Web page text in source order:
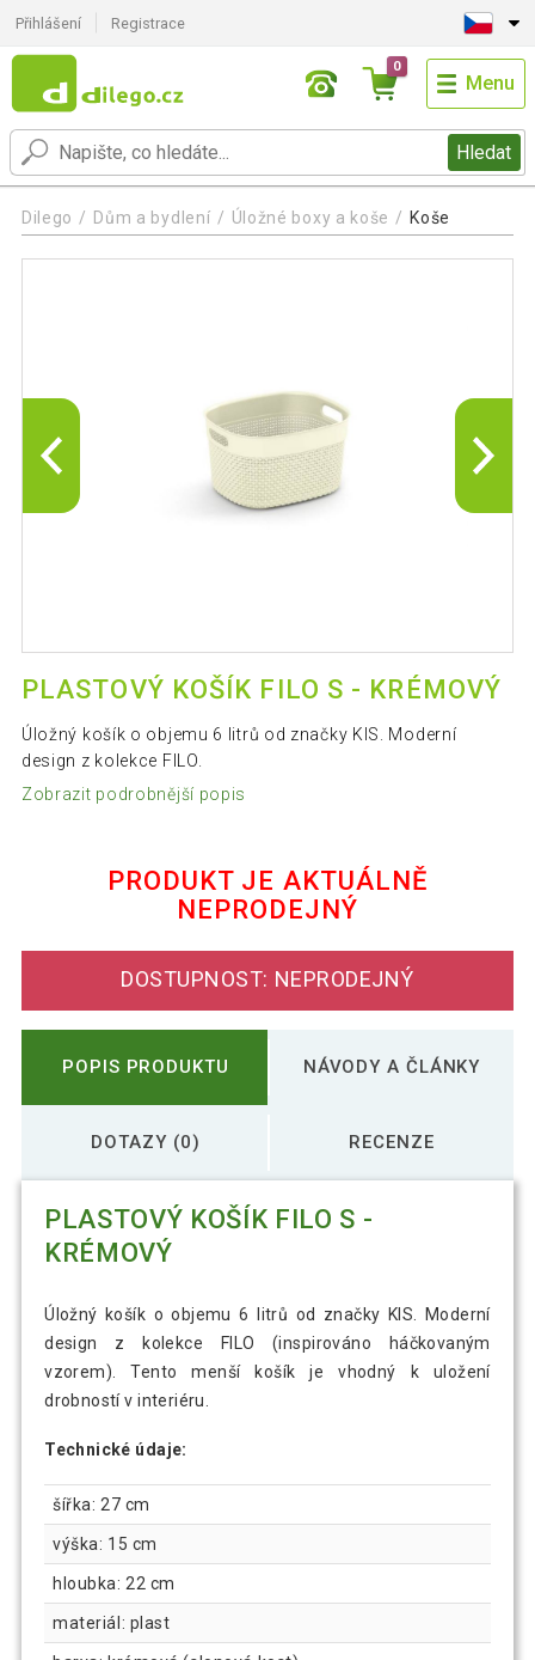
Přihlášení Registrace
Hledat
0
Menu
Dilego Dům a bydlení Úložné boxy a koše Koše
PLASTOVÝ KOŠÍK FILO S - KRÉMOVÝ
Úložný košík o objemu 6 litrů od značky KIS. Moderní
design z kolekce FILO.
Zobrazit podrobnější popis
PRODUKT JE AKTUÁLNĚ
NEPRODEJNÝ
DOSTUPNOST: NEPRODEJNÝ
POPIS PRODUKTU NÁVODY A ČLÁNKY
DOTAZY (0) RECENZE
PLASTOVÝ KOŠÍK FILO S -
KRÉMOVÝ
Úložný košík o objemu 6 litrů od značky KIS. Moderní
design z kolekce FILO (inspirováno háčkovaným
vzorem). Tento menší košík je vhodný k uložení
drobností v interiéru.
Technické údaje:
šířka: 27 cm
výška: 15 cm
hloubka: 22 cm
materiál: plast